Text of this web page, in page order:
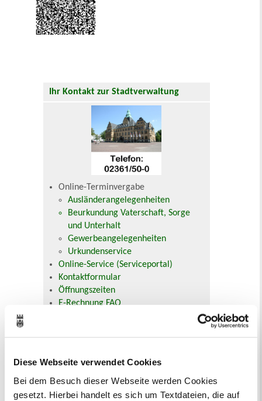
Diese Webseite verwendet Cookies
Bei dem Besuch dieser Webseite werden Cookies
gesetzt. Hierbei handelt es sich um Textdateien, die auf
Ihr Kontakt zur Stadtverwaltung
Online-Terminvergabe
Ausländerangelegenheiten
Beurkundung Vaterschaft, Sorge
und Unterhalt
Gewerbeangelegenheiten
Urkundenservice
Online-Service (Serviceportal)
Kontaktformular
Öffnungszeiten
E-Rechnung FAQ
August 2026